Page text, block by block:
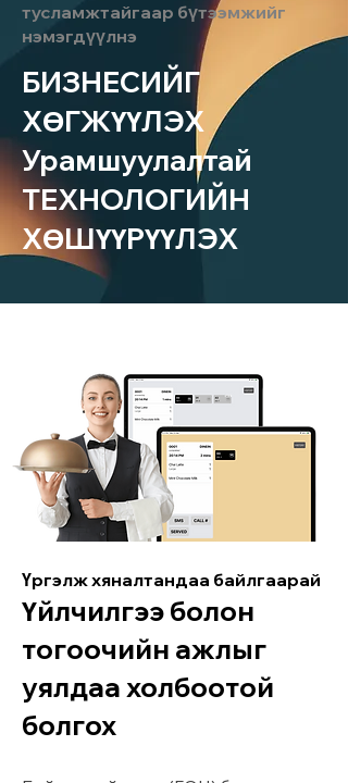
тусламжтайгаар бүтээмжийг
нэмэгдүүлнэ
БИЗНЕСИЙГ
ХӨГЖҮҮЛЭХ
Урамшуулалтай
ТЕХНОЛОГИЙН
ХӨШҮҮРҮҮЛЭХ
Үргэлж хяналтандаа байлгаарай
Үйлчилгээ болон
тогоочийн ажлыг
уялдаа холбоотой
болгох